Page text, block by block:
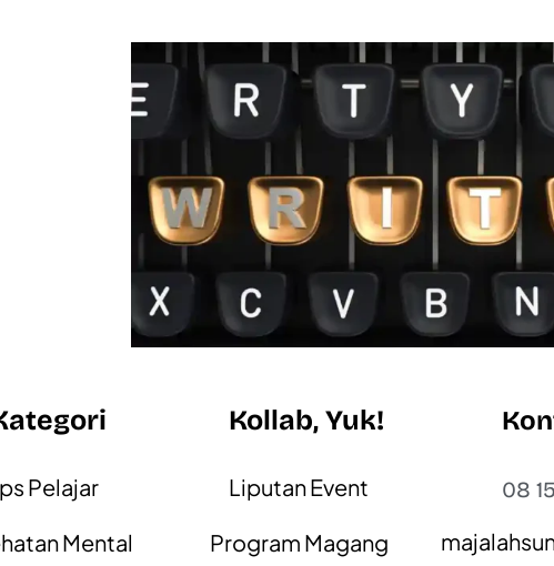
Pelajar
Mental
Kollab, Yuk!
Liputan Event
Program Magang
08